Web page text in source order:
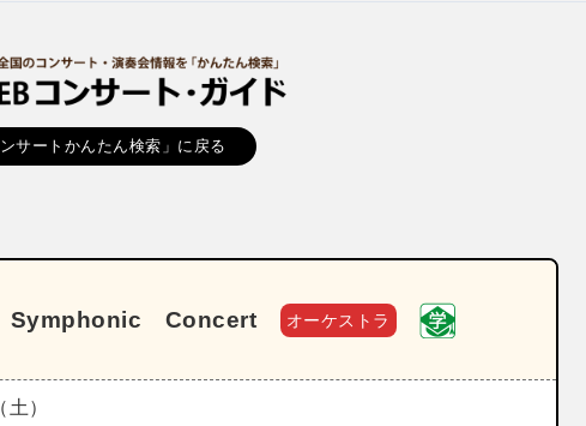
サートかんたん検索」に戻る
Concert オーケストラ
）